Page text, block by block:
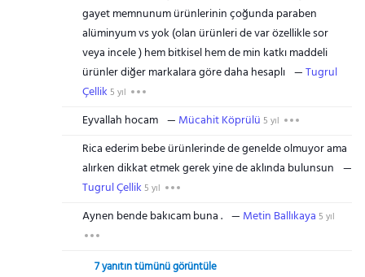
gayet memnunum ürünlerinin çoğunda paraben
alüminyum vs yok (olan ürünleri de var özellikle sor
veya incele ) hem bitkisel hem de min katkı maddeli
ürünler diğer markalara göre daha hesaplı
Tugrul
Çellik 5 yıl
Eyvallah hocam Mücahit Köprülü 5 yıl
Rica ederim bebe ürünlerinde de genelde olmuyor ama
alırken dikkat etmek gerek yine de aklında bulunsun
Tugrul Çellik 5 yıl
Aynen bende bakıcam buna . Metin Ballıkaya 5 yıl
7 yanıtın tümünü görüntüle